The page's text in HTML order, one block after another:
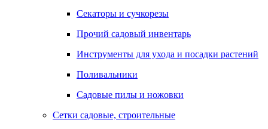
Секаторы и сучкорезы
Прочий садовый инвентарь
Инструменты для ухода и посадки растений
Поливальники
Садовые пилы и ножовки
Сетки садовые, строительные